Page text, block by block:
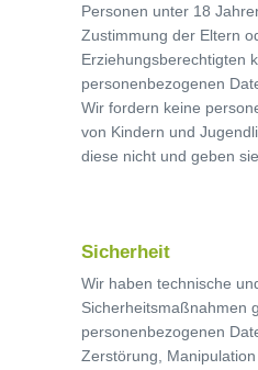
Personen unter 18
Zustimmung der Eltern
Erziehungsberechtigten
personenbezogenen
Wir fordern keine
von Kindern und
diese nicht und geben
Sicherheit
Wir haben technische
Sicherheitsmaßnahmen
personenbezogenen
Zerstörung,